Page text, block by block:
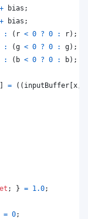
+ bias ;
+ bias ;
: ( r < 0 ? 0 : r) ;
: (g < 0 ? 0 : g) ;
: ( b < 0 ? 0 : b) ;
] = ( ( inputBuffer [x
; } = 1.0;
= 0;